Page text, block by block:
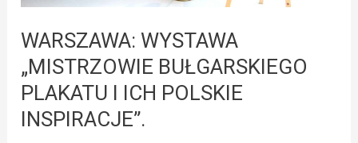
WARSZAWA: WYSTAWA
„MISTRZOWIE BUŁGARSKIEGO
PLAKATU I ICH POLSKIE
INSPIRACJE”.